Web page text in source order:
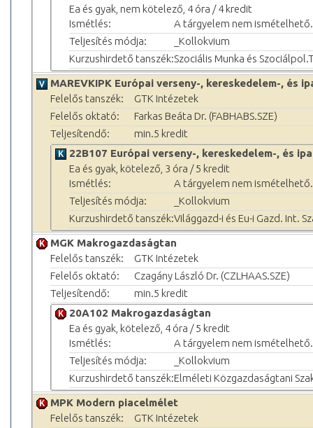
Ea és gyak, nem kötelező, 4 óra / 4 kredit
Ismétlés:
A tárgyelem nem ismételhető.
Teljesítés módja:
_Kollokvium
Kurzushirdető tanszék:Szociális Munka és
MAREVKIPK Európai verseny-, kereskedelem-, és
Felelős tanszék:
GTK Intézetek
Felelős oktató:
Farkas Beáta Dr. (FABHABS.SZE)
Teljesítendő:
min.5 kredit
22B107 Európai verseny-, kereskedelem-, és
Ea és gyak, kötelező, 3 óra / 5 kredit
Ismétlés:
A tárgyelem nem ismételhető.
Teljesítés módja:
_Kollokvium
Kurzushirdető tanszék:Világgazd-i és Eu-i Gazd. Int.
MGK Makrogazdaságtan
Felelős tanszék:
GTK Intézetek
Felelős oktató:
Czagány László Dr. (CZLHAAS.SZE)
Teljesítendő:
min.5 kredit
20A102 Makrogazdaságtan
Ea és gyak, kötelező, 4 óra / 5 kredit
Ismétlés:
A tárgyelem nem ismételhető.
Teljesítés módja:
_Kollokvium
Kurzushirdető tanszék:Elméleti Közgazdaságtani
MPK Modern piacelmélet
Felelős tanszék:
GTK Intézetek